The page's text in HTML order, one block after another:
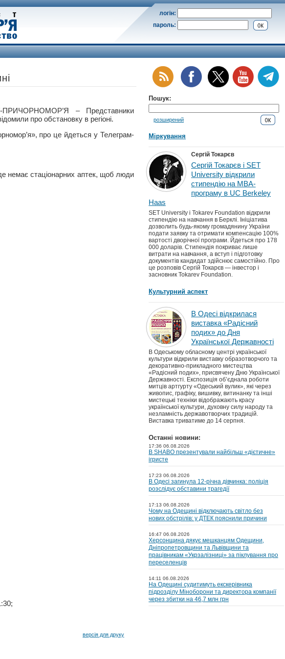
логін:
пароль:
– Представники
про обстановку в регіоні.
про це йдеться у Телеграм-
немає стаціонарних аптек, щоб люди
версія для друку
Пошук:
розширений
Міркування
Сергій Токарєв
Сергій Токарєв і SET
University відкрили
стипендію на MBA-
програму в UC Berkeley
Haas
SET University і Tokarev Foundation відкрили
стипендію на навчання в Берклі. Ініціатива
дозволить будь-якому громадянину України
подати заявку та отримати компенсацію 100%
вартості дворічної програми. Йдеться про 178
000 доларів. Стипендія покриває лише
витрати на навчання, а вступ і підготовку
документів кандидат здійснює самостійно. Про
це розповів Сергій Токарєв — інвестор і
засновник Tokarev Foundation.
Культурний аспект
В Одесі відкрилася
виставка «Радісний
подих» до Дня
Української Державності
В Одеському обласному центрі української
культури відкрили виставку образотворчого та
декоративно-прикладного мистецтва
«Радісний подих», присвячену Дню Української
Державності. Експозиція об’єднала роботи
митців артгурту «Одеський вулик», які через
живопис, графіку, вишивку, витинанку та інші
мистецькі техніки відображають красу
української культури, духовну силу народу та
незламність державотворчих традицій.
Виставка триватиме до 14 серпня.
Останні новини:
17:36 06.08.2026
В SHABO презентували найбільш «дієтичне»
ігристе
17:23 06.08.2026
В Одесі загинула 12-річна дівчинка: поліція
розслідує обставини трагедії
17:13 06.08.2026
Чому на Одещині відключають світло без
нових обстрілів: у ДТЕК пояснили причини
16:47 06.08.2026
Херсонщина дякує мешканцям Одещини,
Дніпропетровщини та Львівщини та
працівникам «Укрзалізниці» за піклування про
переселенців
14:11 06.08.2026
На Одещині судитимуть екскерівника
підрозділу Міноборони та директора компанії
через збитки на 46,7 млн грн